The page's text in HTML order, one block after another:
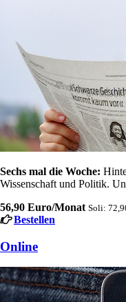
Sechs mal die Woche:
Wissenschaft und Politik.
56,90 Euro/Monat Soli:
Bestellen
Online